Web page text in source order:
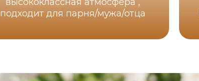
высококлассная атмосфера ,
подходит для парня/мужа/отца